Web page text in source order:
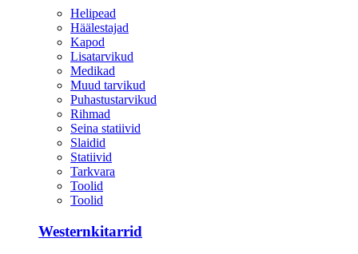
Helipead
Häälestajad
Kapod
Lisatarvikud
Medikad
Muud tarvikud
Puhastustarvikud
Rihmad
Seina statiivid
Slaidid
Statiivid
Tarkvara
Toolid
Toolid
Westernkitarrid